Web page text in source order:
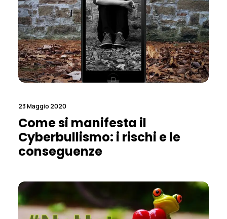
23 Maggio 2020
Come si manifesta il
Cyberbullismo: i rischi e le
conseguenze